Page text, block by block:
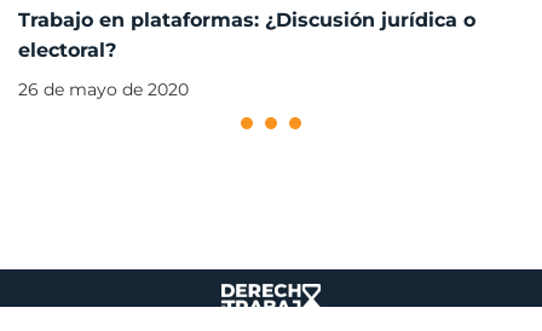
Trabajo en plataformas: ¿Discusión jurídica o
electoral?
26 de mayo de 2020